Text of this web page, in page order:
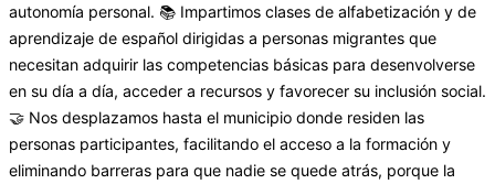
autonomía personal. 📚 Impartimos clases de alfabetización y de
aprendizaje de español dirigidas a personas migrantes que
necesitan adquirir las competencias básicas para desenvolverse
en su día a día, acceder a recursos y favorecer su inclusión social.
🤝 Nos desplazamos hasta el municipio donde residen las
personas participantes, facilitando el acceso a la formación y
eliminando barreras para que nadie se quede atrás, porque la